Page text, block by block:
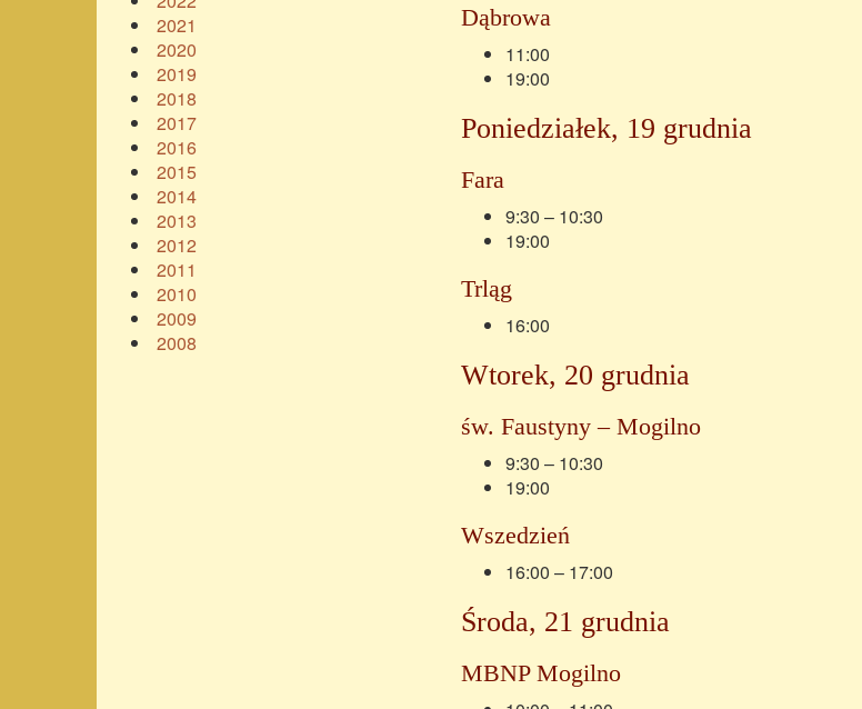
Dąbrowa
11:00
19:00
Poniedziałek, 19 grudnia
Fara
9:30 – 10:30
19:00
Trląg
16:00
Wtorek, 20 grudnia
św. Faustyny – Mogilno
9:30 – 10:30
19:00
Wszedzień
16:00 – 17:00
Środa, 21 grudnia
MBNP Mogilno
2021
2020
2019
2018
2017
2016
2015
2014
2013
2012
2011
2010
2009
2008